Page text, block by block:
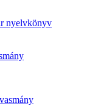
nyelvkönyv